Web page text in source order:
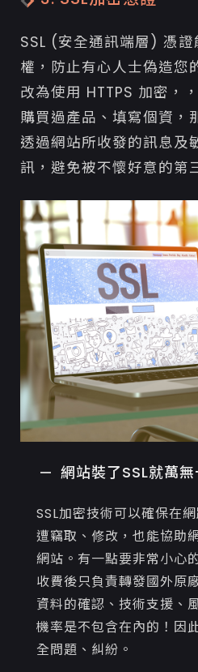
SSL (安全通訊端層) 憑
權，防止有心人士偽造您
改為使用 HTTPS 加密，
購買過產品、填寫個資，
透過網站所收發的訊息及
訊，避免被不懷好意的第
網站裝了SSL就萬無
SSL加密技術可以確保在
遭竊取、修改，也能協助
網站。有一點要非常小心
收費後只負責轉發國外原
資料的確認、技術支援、
機率是不包含在內的！因
全問題、糾紛。